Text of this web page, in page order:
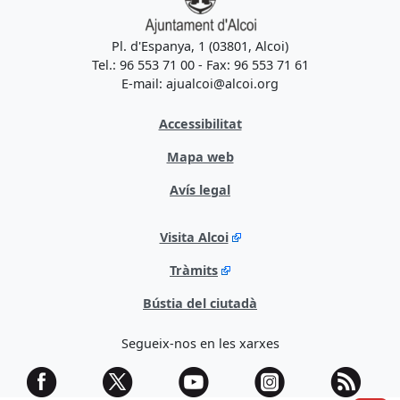
Pl. d'Espanya, 1 (03801, Alcoi)
Tel.: 96 553 71 00 - Fax: 96 553 71 61
E-mail: ajualcoi@alcoi.org
Accessibilitat
Mapa web
Avís legal
Visita Alcoi
Tràmits
Bústia del ciutadà
Segueix-nos en les xarxes